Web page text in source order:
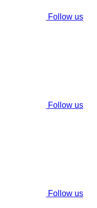
Follow us
Follow us
Follow us